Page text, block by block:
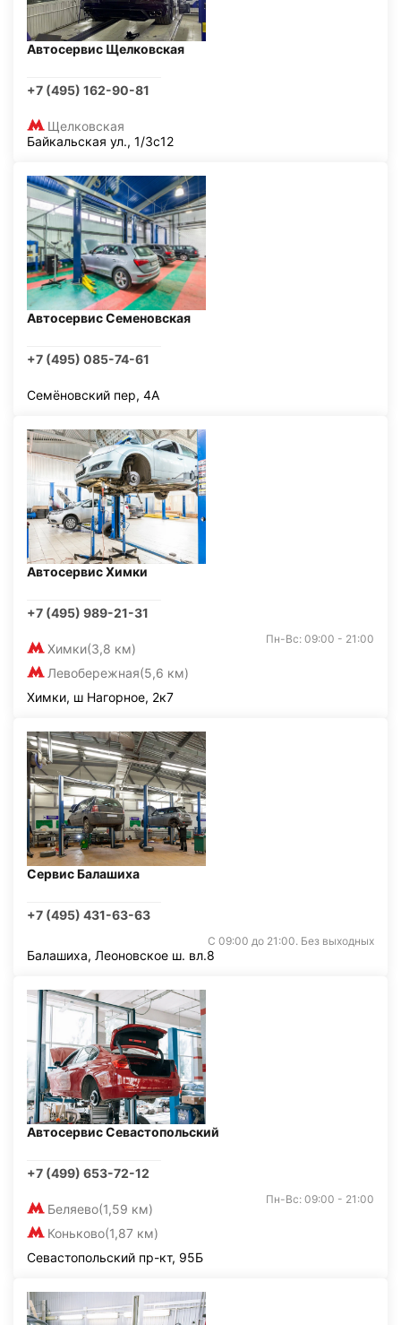
Автосервис Щелковская
+7 (495) 162-90-81
Щелковская
Байкальская ул., 1/3с12
Автосервис Семеновская
+7 (495) 085-74-61
Семёновский пер, 4А
Автосервис Химки
+7 (495) 989-21-31
Химки(3,8 км)
Левобережная(5,6 км)
Пн-Вс: 09:00 - 21:00
Химки, ш Нагорное, 2к7
Сервис Балашиха
+7 (495) 431-63-63
С 09:00 до 21:00. Без выходных
Балашиха, Леоновское ш. вл.8
Автосервис Севастопольский
+7 (499) 653-72-12
Беляево(1,59 км)
Коньково(1,87 км)
Пн-Вс: 09:00 - 21:00
Севастопольский пр-кт, 95Б